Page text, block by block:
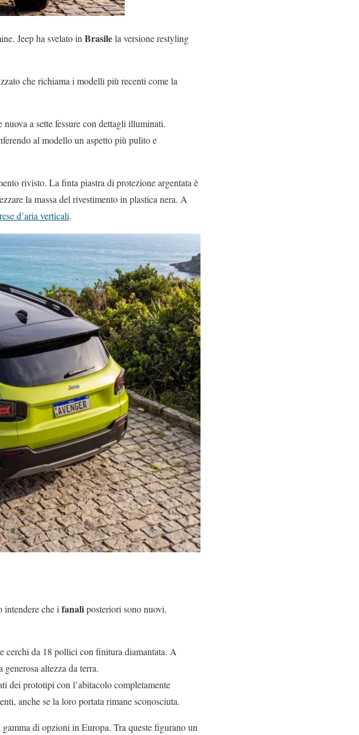
Jeep ha svelato in Brasilela versione restyling
che richiama i modelli più recenti come la
a sette fessure con dettagli illuminati.
al modello un aspetto più pulito e
rivisto. La finta piastra di protezione argentata è
la massa del rivestimento in plastica nera. A
d’aria verticali.
intendere che i fanaliposteriori sono nuovi.
cerchi da 18 pollici con finitura diamantata. A
altezza da terra.
dei prototipi con l’abitacolo completamente
anche se la loro portata rimane sconosciuta.
di opzioni in Europa. Tra queste figurano un